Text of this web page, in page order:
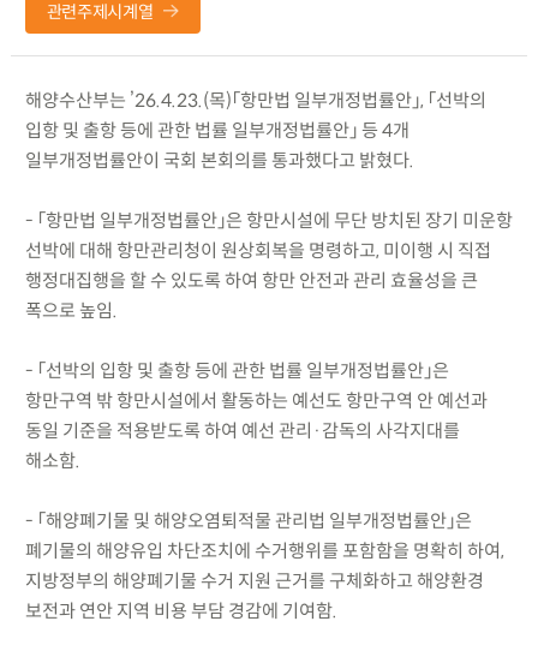
관련주제시계열
해양수산부는 ’26.4.23.(목)「항만법 일부개정법률안」, 「선박의
입항 및 출항 등에 관한 법률 일부개정법률안」 등 4개
일부개정법률안이 국회 본회의를 통과했다고 밝혔다.
- 「항만법 일부개정법률안」은 항만시설에 무단 방치된 장기 미운항
선박에 대해 항만관리청이 원상회복을 명령하고, 미이행 시 직접
행정대집행을 할 수 있도록 하여 항만 안전과 관리 효율성을 큰
폭으로 높임.
- 「선박의 입항 및 출항 등에 관한 법률 일부개정법률안」은
항만구역 밖 항만시설에서 활동하는 예선도 항만구역 안 예선과
동일 기준을 적용받도록 하여 예선 관리·감독의 사각지대를
해소함.
- 「해양폐기물 및 해양오염퇴적물 관리법 일부개정법률안」은
폐기물의 해양유입 차단조치에 수거행위를 포함함을 명확히 하여,
지방정부의 해양폐기물 수거 지원 근거를 구체화하고 해양환경
보전과 연안 지역 비용 부담 경감에 기여함.